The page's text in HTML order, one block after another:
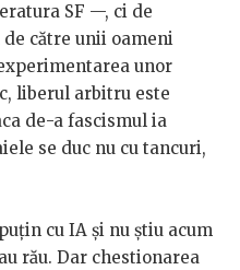
SF —, ci de
către unii oameni
unor
liberul arbitru este
de-a fascismul ia
se duc nu cu tancuri,
cu IA și nu știu acum
rău. Dar chestionarea